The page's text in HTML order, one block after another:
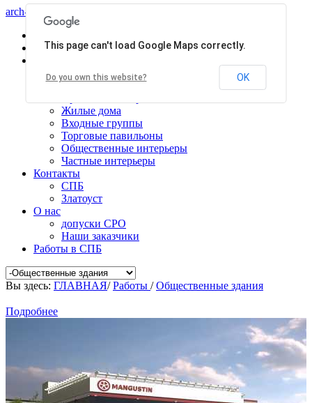
arch-centr
Услуги
Общественные здания
Производственные здания
Жилые дома
Входные группы
Торговые павильоны
Общественные интерьеры
Частные интерьеры
Контакты
СПБ
Златоуст
О нас
допуски СРО
Наши заказчики
Работы в СПБ
Вы здесь: ГЛАВНАЯ/Работы /Общественные здания
Подробнее
This page can't load Google Maps correctly.
Do you own this website? OK